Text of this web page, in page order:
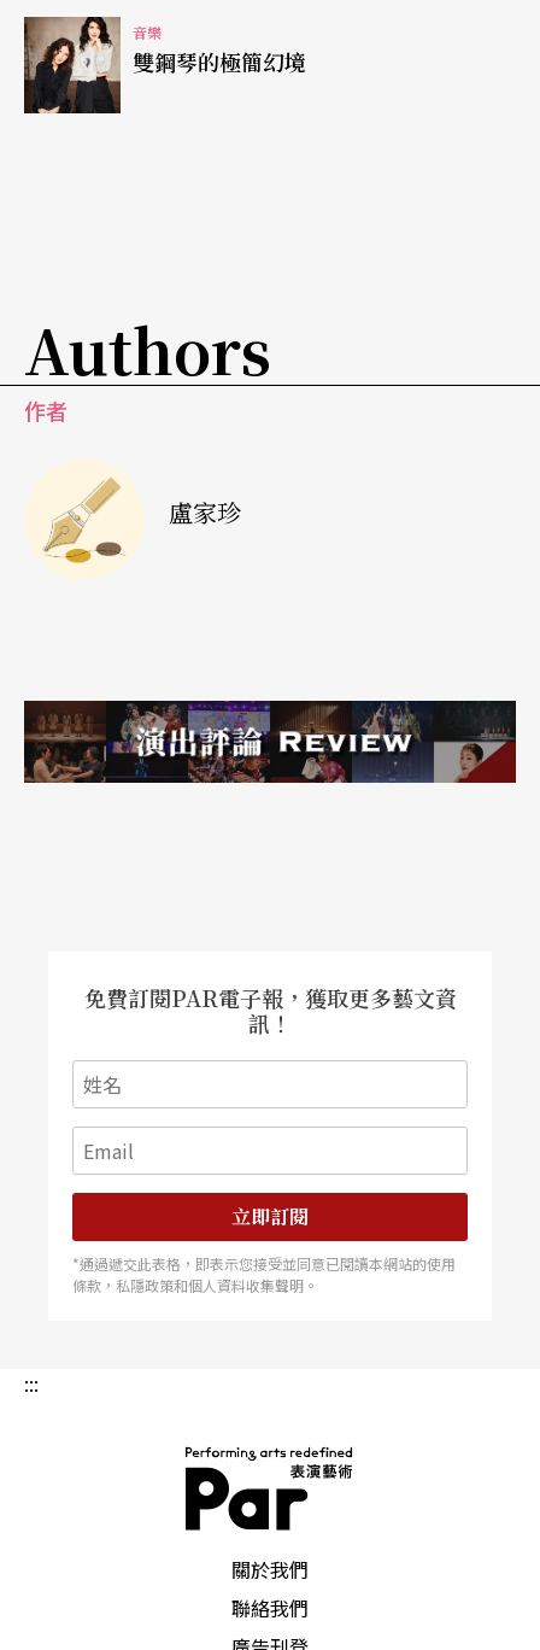
開幕大戲，深受海內外喜愛音樂與戲劇的觀眾矚
目；今年九月，這齣原創中國歌劇將搬到國家戲劇
院舞台上演，讓台灣的民眾一起感受它的魅力。
難中彼此關懷的情義，而從對大禹的「情」，擴展
為對全人類的「愛」，不惜犧牲小我，成全大我，
力劈巫山後，化為巫峰之巔守護人類的山石。
王斯本認為，瑤姬與大禹超越了仙凡阻隔與貧富差
距，化小愛為大愛，扭轉了人類命運，並揭示天下
媒體讚譽為「台灣藝術家大放異彩」，此次由盧瓊
蓉領銜主演瑤姬，范競馬飾演大禹，廖聰文飾演天
兩廳院八月的「黑盒子講座音樂會」本月帶你到東
京，一覽這融合傳統與現代、時髦與復古的日本社
會。此次音樂會，將由東京出生台北發芽的音樂人
櫻井弘二、東京建築偵探李清志與日劇評論作家黑
鳥麗子，帶您順著JR鐵道來趟東京時尚之旅。
東京的青春地圖，流行趨勢從原宿、涉谷、新宿到
六本木hills，從「卡娃依」（即可愛之意）到「歐
年日劇影集的固定放送，日本流行文化似乎在無形
之中，持續滲入民眾生活，甚至有人飛到東京造訪
拍攝景點，如台場的彩虹大橋、六本木的東京鐵塔
等，藉以感受劇中人物的心情寫照。
東京地區原名「江戶」，原本並非首都，明治維新
時宣佈遷都東京，使得東京從此成為一種「進步、
音樂
雙鋼琴的極簡幻境
Authors
作者
盧家珍
免費訂閱PAR電子報，獲取更多藝文資
訊！
立即訂閱
*通過遞交此表格，即表示您接受並同意已閱讀本網站的使用
條款，私隱政策和個人資料收集聲明。
:::
關於我們
聯絡我們